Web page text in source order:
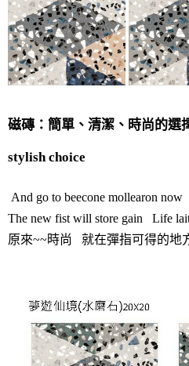
磁磚：簡單、清潔、時尚的選
stylish choice
And go to beecone mollearon now
The new fist will store gain Life
原來~~時尚 就在彈指可得的地